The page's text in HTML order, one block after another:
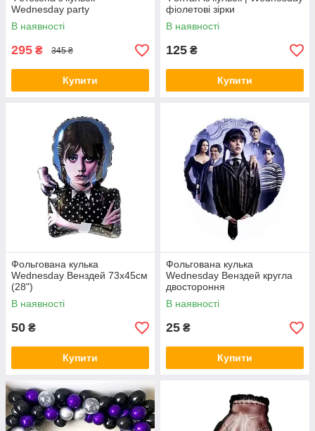
Wednesday party
В наявності
295 ₴ 345 ₴
Купити
фіолетові зірки
В наявності
125 ₴
Купити
Фольгована кулька
Wednesday Венздей 73x45см
(28")
В наявності
50 ₴
Купити
Фольгована кулька
Wednesday Венздей кругла
двостороння
В наявності
25 ₴
Купити